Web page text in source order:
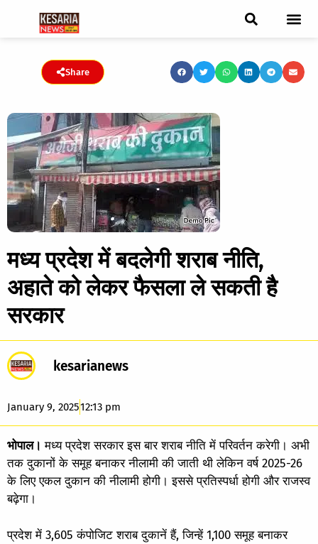
Share
मध्य प्रदेश में बदलेगी शराब नीति,
अहाते को लेकर फैसला ले सकती है
सरकार
kesarianews
January 9, 202512:13 pm
भोपाल। मध्य प्रदेश सरकार इस बार शराब नीति में परिवर्तन करेगी। अभी
तक दुकानों के समूह बनाकर नीलामी की जाती थी लेकिन वर्ष 2025-26
के लिए एकल दुकान की नीलामी होगी। इससे प्रतिस्पर्धा होगी और राजस्व
बढ़ेगा।
प्रदेश में 3,605 कंपोजिट शराब दुकानें हैं, जिन्हें 1,100 समूह बनाकर